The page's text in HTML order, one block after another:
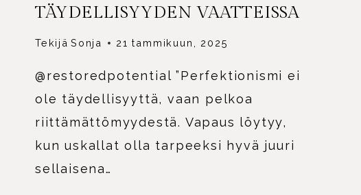
TÄYDELLISYYDEN VAATTEISSA
Tekijä Sonja 21 tammikuun, 2025
@restoredpotential ”Perfektionismi ei
ole täydellisyyttä, vaan pelkoa
riittämättömyydestä. Vapaus löytyy,
kun uskallat olla tarpeeksi hyvä juuri
sellaisena…